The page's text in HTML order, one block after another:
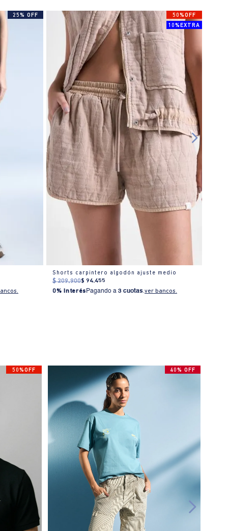
25% OFF
50%OFF
10%EXTRA
Shorts carpintero algodón ajuste medio
$ 209.900$ 94.455
0% Interés Pagando a3 cuotas.ver bancos.
50%OFF 40% OFF